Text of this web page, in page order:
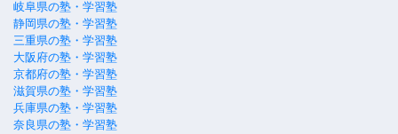
岐阜県の塾・学習塾
静岡県の塾・学習塾
三重県の塾・学習塾
大阪府の塾・学習塾
京都府の塾・学習塾
滋賀県の塾・学習塾
兵庫県の塾・学習塾
奈良県の塾・学習塾